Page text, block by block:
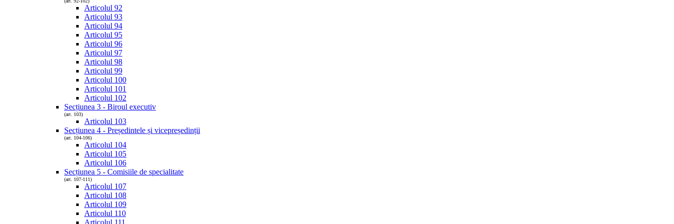
Articolul 92
Articolul 93
Articolul 94
Articolul 95
Articolul 96
Articolul 97
Articolul 98
Articolul 99
Articolul 100
Articolul 101
Articolul 102
Secțiunea 3 - Biroul executiv
(art. 103)
Articolul 103
Secțiunea 4 - Președintele și vicepreședinții
(art. 104-106)
Articolul 104
Articolul 105
Articolul 106
Secțiunea 5 - Comisiile de specialitate
(art. 107-111)
Articolul 107
Articolul 108
Articolul 109
Articolul 110
Articolul 111